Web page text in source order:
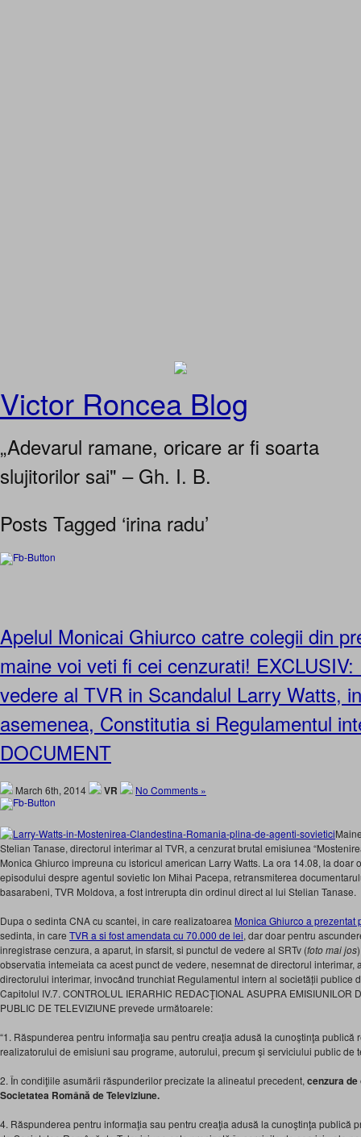
Victor Roncea Blog
„Adevarul ramane, oricare ar fi soarta
slujitorilor sai" – Gh. I. B.
Posts Tagged ‘irina radu’
Apelul Monicai Ghiurco catre colegii din
maine voi veti fi cei cenzurati!
vedere al TVR in Scandalul Larry Watts,
asemenea, Constitutia si Regulamentul
DOCUMENT
March 6th, 2014 VR No Comments »
Stelian Tanase, directorul interimar al TVR, a cenzurat brutal emisiunea
Monica Ghiurco impreuna cu istoricul american Larry Watts. La ora 14.08, la doar
episodului despre agentul sovietic Ion Mihai Pacepa, retransmiterea
basarabeni, TVR Moldova, a fost intrerupta din ordinul direct al lui Stelian Tanase.
Dupa o sedinta CNA cu scantei, in care realizatoarea Monica Ghiurco a prezentat
sedinta, in care TVR a si fost amendata cu 70.000 de lei, dar doar pentru
inregistrase cenzura, a aparut, in sfarsit, si punctul de vedere al SRTv (foto mai jos
observatia intemeiata ca acest punct de vedere, nesemnat de directorul interimar,
directorului interimar, invocând trunchiat Regulamentul intern al societății publice
Capitolul IV.7. CONTROLUL IERARHIC REDACŢIONAL ASUPRA EMISIUNILOR
PUBLIC DE TELEVIZIUNE prevede următoarele:
“1. Răspunderea pentru informaţia sau pentru creaţia adusă la cunoştinţa
realizatorului de emisiuni sau programe, autorului, precum şi serviciului public de
2. În condiţiile asumării răspunderilor precizate la alineatul precedent, cenzura
Societatea Română de Televiziune.
4. Răspunderea pentru informaţia sau pentru creaţia adusă la cunoştinţa publică